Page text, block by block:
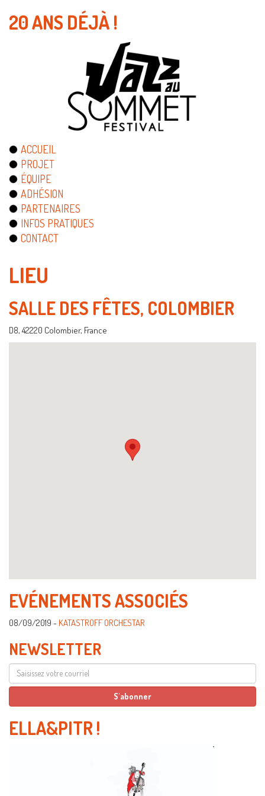
20 ANS DÉJÀ !
ACCUEIL
PROJET
ÉQUIPE
ADHÉSION
PARTENAIRES
INFOS PRATIQUES
CONTACT
LIEU
SALLE DES FÊTES, COLOMBIER
D8, 42220 Colombier, France
EVÉNEMENTS ASSOCIÉS
08/09/2019 - KATASTROFF ORCHESTAR
NEWSLETTER
ELLA&PITR !